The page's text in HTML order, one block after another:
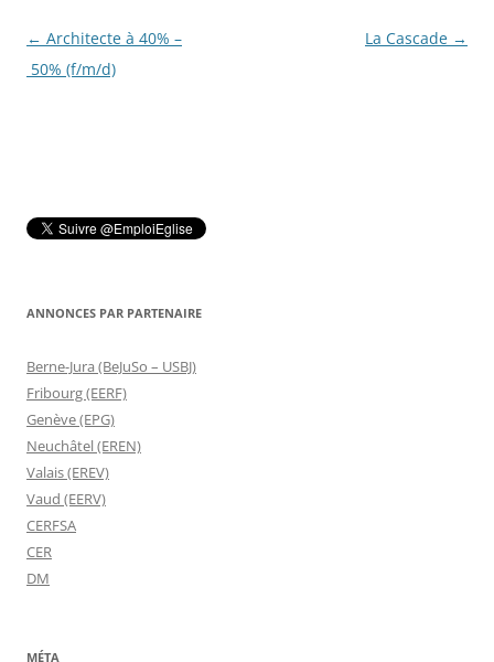
Navigation
des
← Architecte à 40% –
50% (f/m/d)
La Cascade →
ANNONCES PAR PARTENAIRE
Berne-Jura (BeJuSo – USBJ)
Fribourg (EERF)
Genève (EPG)
Neuchâtel (EREN)
Valais (EREV)
Vaud (EERV)
CERFSA
CER
DM
MÉTA